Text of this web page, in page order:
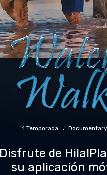
1 Temporada Documentary
Disfrute de
su aplicación